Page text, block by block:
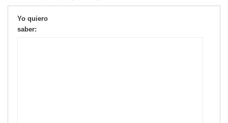
Yo quiero
saber: